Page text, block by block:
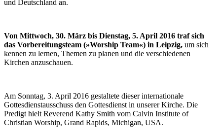
und Deutschland an.
Von Mittwoch, 30. März bis Dienstag, 5. April 2016 traf sich
das Vorbereitungsteam (»Worship Team«) in Leipzig, um sich
kennen zu lernen, Themen zu planen und die verschiedenen
Kirchen anzuschauen.
Am Sonntag, 3. April 2016 gestaltete dieser internationale
Gottesdienstausschuss den Gottesdienst in unserer Kirche. Die
Predigt hielt Reverend Kathy Smith vom Calvin Institute of
Christian Worship, Grand Rapids, Michigan, USA.